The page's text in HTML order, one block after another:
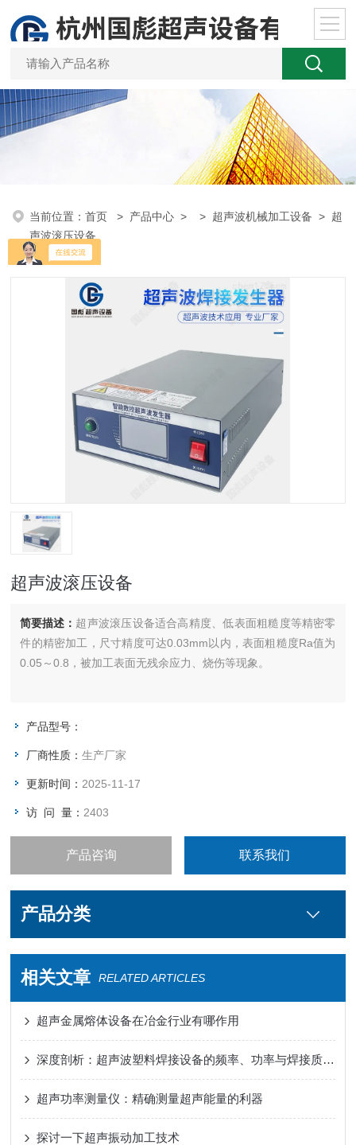
当前位置：首页 > 产品中心 > > 超声波机械加工设备 > 超
声波滚压设备
超声波滚压设备
简要描述： 超声波滚压设备适合高精度、低表面粗糙度等精密零
件的精密加工，尺寸精度可达0.03mm以内，表面粗糙度Ra值为
0.05～0.8，被加工表面无残余应力、烧伤等现象。
产品型号：
厂商性质：生产厂家
更新时间： 2025-11-17
访 问 量： 2403
产品咨询 联系我们
产品分类
相关文章 RELATED ARTICLES
超声金属熔体设备在冶金行业有哪作用
深度剖析：超声波塑料焊接设备的频率、功率与焊接质量关系
超声功率测量仪：精确测量超声能量的利器
探讨一下超声振动加工技术